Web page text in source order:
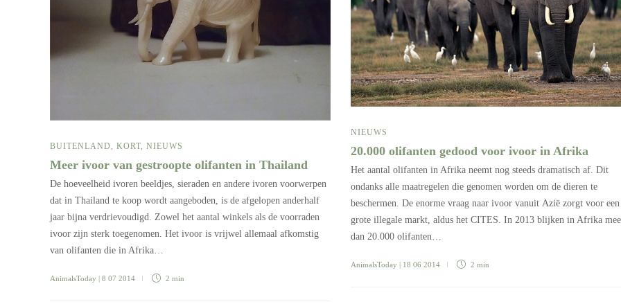
BUITENLAND, KORT, NIEUWS
Meer ivoor van gestroopte olifanten in Thailand
De hoeveelheid ivoren beeldjes, sieraden en andere ivoren voorwerpen
dat in Thailand te koop wordt aangeboden, is de afgelopen anderhalf
jaar bijna verdrievoudigd. Zowel het aantal winkels als de voorraden
ivoor zijn sterk toegenomen. Het ivoor is vrijwel allemaal afkomstig
van olifanten die in Afrika…
AnimalsToday | 8 07 2014 2 min
NIEUWS
20.000 olifanten gedood voor ivoor in Afrika
Het aantal olifanten in Afrika neemt nog steeds dramatisch af. Dit
ondanks alle maatregelen die genomen worden om de dieren te
beschermen. De enorme vraag naar ivoor vanuit Azië zorgt voor een
grote illegale markt, aldus het CITES. In 2013 blijken in Afrika
dan 20.000 olifanten…
AnimalsToday | 18 06 2014 2 min